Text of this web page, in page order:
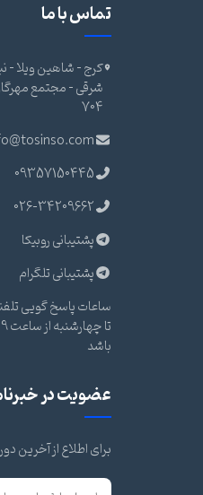
تماس با ما
کرج - شاهین ویلا -
704
09357150445
026-34209662
پشتیبانی روبیکا
پشتیبانی تلگرام
ساعات پاسخ گویی
باشد
عضویت در
برای اطلاع از آخرین